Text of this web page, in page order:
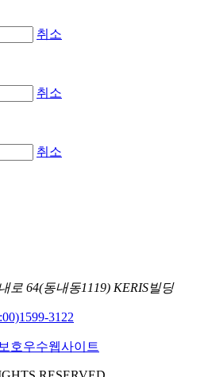
취소
취소
취소
로 64(동내동1119) KERIS빌딩
1599-3122